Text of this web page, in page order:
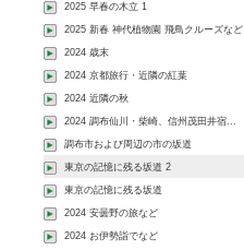
2025 早春の木立 1
2025 新春 神代植物園 飛鳥クルーズなど
2024 歳末
2024 京都旅行・近隣の紅葉
2024 近隣の秋
2024 調布仙川・柴崎、信州茂田井宿...
調布市および周辺の市の坂道
東京の記憶に残る坂道 2
東京の記憶に残る坂道
2024 安曇野の旅など
2024 お伊勢詣でなど